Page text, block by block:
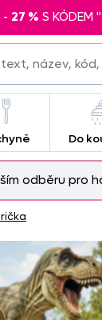
- 27 % S KÓDEM "
Do
odběru pro